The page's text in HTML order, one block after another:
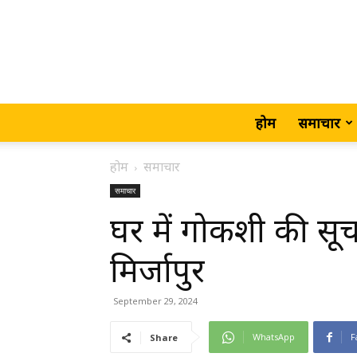
होम समाचार
होम समाचार
समाचार
घर में गोकशी की
मिर्जापुर
September 29, 2024
Share WhatsApp